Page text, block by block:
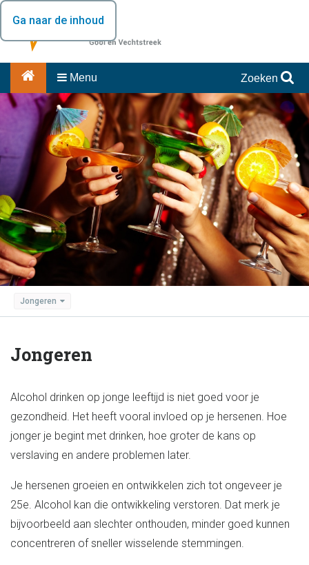
Ga naar de inhoud
Menu Zoeken
Jongeren
Jongeren
Alcohol drinken op jonge leeftijd is niet goed voor je
gezondheid. Het heeft vooral invloed op je hersenen. Hoe
jonger je begint met drinken, hoe groter de kans op
verslaving en andere problemen later.
Je hersenen groeien en ontwikkelen zich tot ongeveer je
25e. Alcohol kan die ontwikkeling verstoren. Dat merk je
bijvoorbeeld aan slechter onthouden, minder goed kunnen
concentreren of sneller wisselende stemmingen.